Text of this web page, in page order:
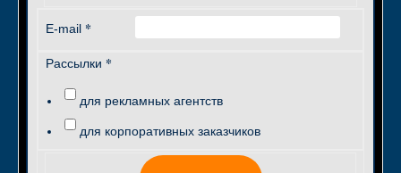
E-mail *
Рассылки *
для рекламных агентств
для корпоративных заказчиков